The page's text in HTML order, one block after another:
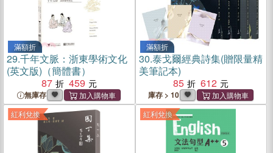
滿額折
29.千年文脈：浙東學術文化
(英文版)（簡體書）
87
459
無庫存
滿額折
30.泰戈爾經典詩集(贈限量精
美筆記本)
85
612
庫存 > 10
紅利兌換 紅利兌換